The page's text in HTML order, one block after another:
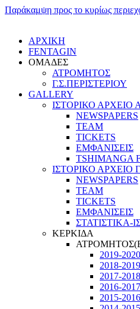
Παράκαμψη προς το κυρίως
ΑΡΧΙΚΗ
FENTAGIN
ΟΜΑΔΕΣ
ΑΤΡΟΜΗΤΟΣ
Γ.Σ.ΠEΡΙΣΤΕΡΙΟΥ
GALLERY
ΙΣΤΟΡΙΚΟ ΑΡΧΕΙΟ
NEWSPAPERS
TEAM
TICKETS
ΕΜΦΑΝΙΣΕΙΣ
TSHIMANGA
ΙΣΤΟΡΙΚΟ ΑΡΧΕΙΟ
NEWSPAPERS
TEAM
TICKETS
ΕΜΦΑΝΙΣΕΙΣ
ΣΤΑΤΙΣΤΙΚΑ-
ΚΕΡΚΙΔΑ
2019-2020
2018-2019
2017-2018
2016-2017
2015-2016